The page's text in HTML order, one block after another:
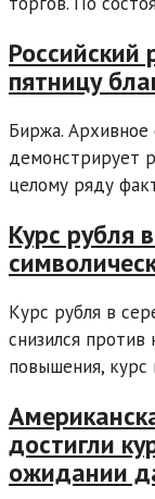
Российский
пятницу
Биржа.
демонстрирует
целому ряду
Курс рубля
Курс рубля в
снизился
повышения, курс
достигли
ожидании